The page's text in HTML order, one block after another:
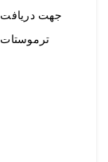
ترموستات